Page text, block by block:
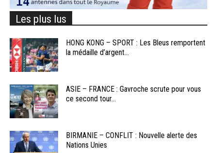
Les plus lus
HONG KONG – SPORT : Les Bleus remportent
la médaille d’argent...
ASIE – FRANCE : Gavroche scrute pour vous
ce second tour...
BIRMANIE – CONFLIT : Nouvelle alerte des
Nations Unies